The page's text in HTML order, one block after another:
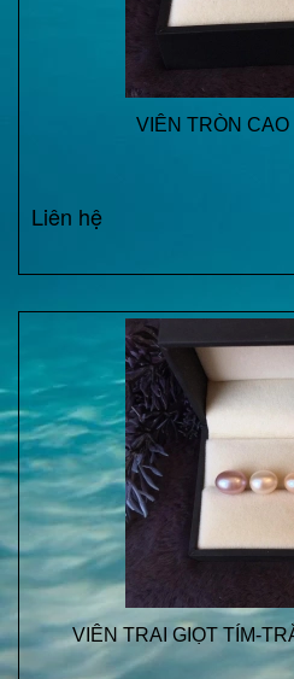
VIÊN TRÒN CAO
Liên hệ
VIÊN TRAI GIỌT TÍM-